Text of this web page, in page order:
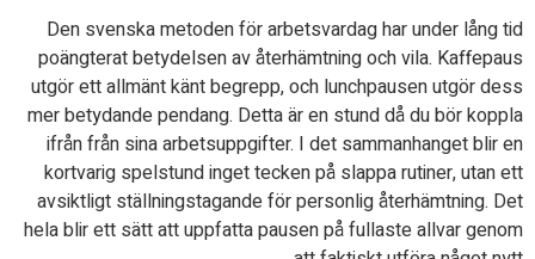
Den svenska metoden för arbetsvardag har under lång tid
poängterat betydelsen av återhämtning och vila. Kaffepaus
utgör ett allmänt känt begrepp, och lunchpausen utgör dess
mer betydande pendang. Detta är en stund då du bör koppla
ifrån från sina arbetsuppgifter. I det sammanhanget blir en
kortvarig spelstund inget tecken på slappa rutiner, utan ett
avsiktligt ställningstagande för personlig återhämtning. Det
hela blir ett sätt att uppfatta pausen på fullaste allvar genom